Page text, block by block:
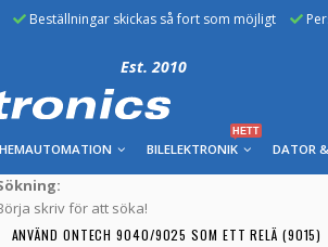
Beställningar skickas så fort som möjligt
Est. 2010
HEMAUTOMATION BILELEKTRONIK
HETT
DATOR
skriv för att söka!
ANVÄND ONTECH 9040/9025 SOM ETT RELÄ (9015)